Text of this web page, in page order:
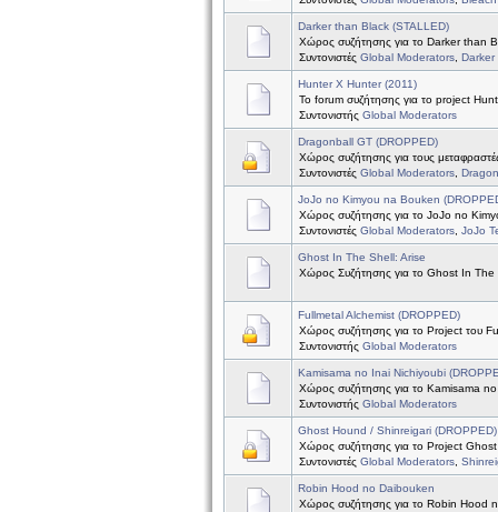
Darker than Black (STALLED)
Χώρος συζήτησης για το Darker than
Συντονιστές Global Moderators Darker
Hunter X Hunter (2011)
Το forum συζήτησης για το project
Συντονιστής Global Moderators
Dragonball GT (DROPPED)
Χώρος συζήτησης για τους
Συντονιστές Global Moderators
JoJo no Kimyou na Bouken
Χώρος συζήτησης για το JoJo no
Συντονιστές Global Moderators JoJo
Ghost In The Shell: Arise
Χώρος Συζήτησης για το Ghost In The
Fullmetal Alchemist (DROPPED)
Χώρος συζήτησης για το Project του
Συντονιστής Global Moderators
Kamisama no Inai Nichiyoubi
Χώρος συζήτησης για το Kamisama
Συντονιστής Global Moderators
Ghost Hound / Shinreigari (DROPPED)
Χώρος συζήτησης για το Project
Συντονιστές Global Moderators
Robin Hood no Daibouken
Χώρος συζήτησης για το Robin Hood